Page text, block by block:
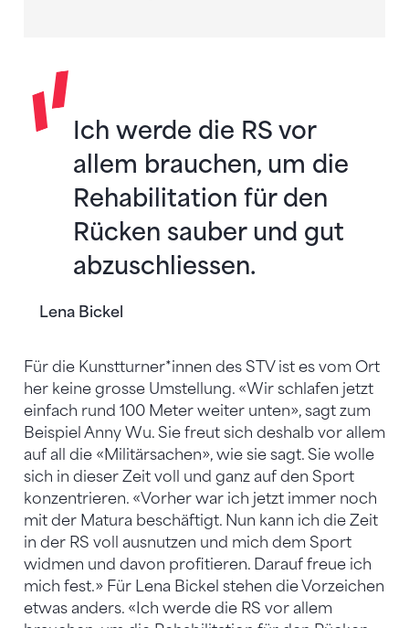
Lena Bickel
Ich werde die RS vor
allem brauchen, um die
Rehabilitation für den
Rücken sauber und gut
abzuschliessen.
Für die Kunstturner*innen des STV ist es vom Ort
her keine grosse Umstellung. «Wir schlafen jetzt
einfach rund 100 Meter weiter unten», sagt zum
Beispiel Anny Wu. Sie freut sich deshalb vor allem
auf all die «Militärsachen», wie sie sagt. Sie wolle
sich in dieser Zeit voll und ganz auf den Sport
konzentrieren. «Vorher war ich jetzt immer noch
mit der Matura beschäftigt. Nun kann ich die Zeit
in der RS voll ausnutzen und mich dem Sport
widmen und davon profitieren. Darauf freue ich
mich fest.» Für Lena Bickel stehen die Vorzeichen
etwas anders. «Ich werde die RS vor allem